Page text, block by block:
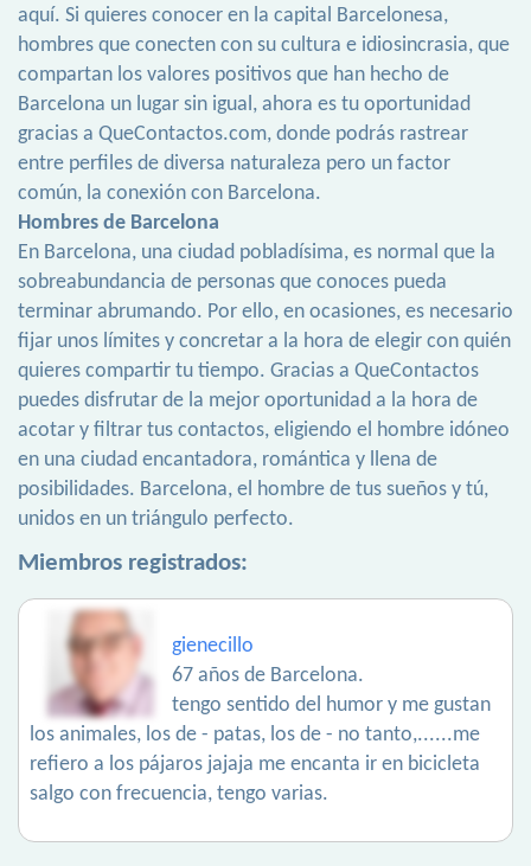
aquí. Si quieres conocer en la capital Barcelonesa,
hombres que conecten con su cultura e idiosincrasia, que
compartan los valores positivos que han hecho de
Barcelona un lugar sin igual, ahora es tu oportunidad
gracias a QueContactos.com, donde podrás rastrear
entre perfiles de diversa naturaleza pero un factor
común, la conexión con Barcelona.
Hombres de Barcelona
En Barcelona, una ciudad pobladísima, es normal que la
sobreabundancia de personas que conoces pueda
terminar abrumando. Por ello, en ocasiones, es necesario
fijar unos límites y concretar a la hora de elegir con quién
quieres compartir tu tiempo. Gracias a QueContactos
puedes disfrutar de la mejor oportunidad a la hora de
acotar y filtrar tus contactos, eligiendo el hombre idóneo
en una ciudad encantadora, romántica y llena de
posibilidades. Barcelona, el hombre de tus sueños y tú,
unidos en un triángulo perfecto.
Miembros registrados:
gienecillo
67 años de Barcelona.
tengo sentido del humor y me gustan
los animales, los de - patas, los de - no tanto,......me
refiero a los pájaros jajaja me encanta ir en bicicleta
salgo con frecuencia, tengo varias.